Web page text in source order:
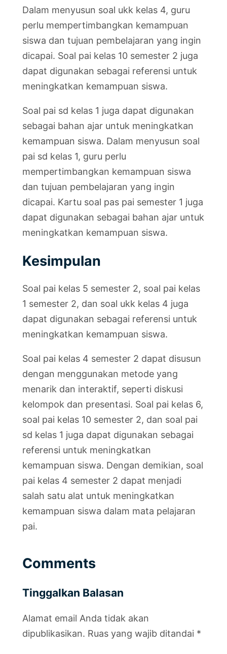
Dalam menyusun soal ukk kelas 4, guru
perlu mempertimbangkan kemampuan
siswa dan tujuan pembelajaran yang ingin
dicapai. Soal pai kelas 10 semester 2 juga
dapat digunakan sebagai referensi untuk
meningkatkan kemampuan siswa.
Soal pai sd kelas 1 juga dapat digunakan
sebagai bahan ajar untuk meningkatkan
kemampuan siswa. Dalam menyusun soal
pai sd kelas 1, guru perlu
mempertimbangkan kemampuan siswa
dan tujuan pembelajaran yang ingin
dicapai. Kartu soal pas pai semester 1 juga
dapat digunakan sebagai bahan ajar untuk
meningkatkan kemampuan siswa.
Kesimpulan
Soal pai kelas 5 semester 2, soal pai kelas
1 semester 2, dan soal ukk kelas 4 juga
dapat digunakan sebagai referensi untuk
meningkatkan kemampuan siswa.
Soal pai kelas 4 semester 2 dapat disusun
dengan menggunakan metode yang
menarik dan interaktif, seperti diskusi
kelompok dan presentasi. Soal pai kelas 6,
soal pai kelas 10 semester 2, dan soal pai
sd kelas 1 juga dapat digunakan sebagai
referensi untuk meningkatkan
kemampuan siswa. Dengan demikian, soal
pai kelas 4 semester 2 dapat menjadi
salah satu alat untuk meningkatkan
kemampuan siswa dalam mata pelajaran
pai.
Comments
Tinggalkan Balasan
Alamat email Anda tidak akan
dipublikasikan. Ruas yang wajib ditandai *